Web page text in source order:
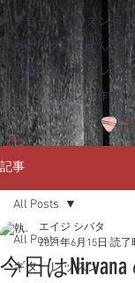
リモートレッスン可
めタウンはませんす
教室 ボイストレー
ン、ウクレレ、作曲
記事
All Posts
ギターレッスン
All Posts
今日はNirvana
エイジ シバタ
2021年6月15日 読了